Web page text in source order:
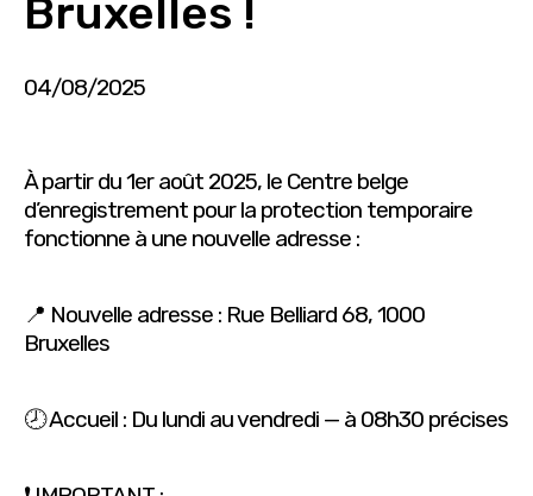
Bruxelles !
04/08/2025
À partir du 1er août 2025, le Centre belge
d’enregistrement pour la protection temporaire
fonctionne à une nouvelle adresse :
📍 Nouvelle adresse : Rue Belliard 68, 1000
Bruxelles
🕗 Accueil : Du lundi au vendredi — à 08h30 précises